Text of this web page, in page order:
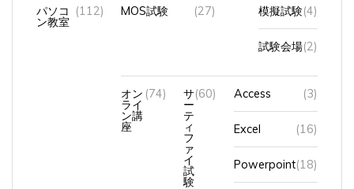
試験会場(2)
オン
ン講
座
(74) サ
テ
ィ
フ
ァ
イ
試
験
(60) Access (3)
Excel (16)
Powerpoint(18)
Word (13)